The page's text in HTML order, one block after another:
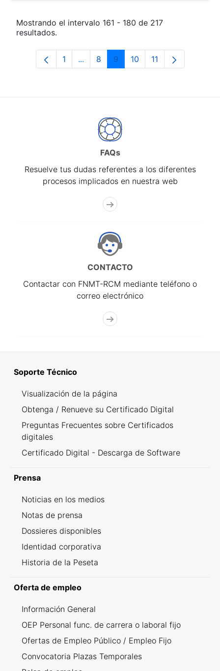
Mostrando el intervalo 161 - 180 de 217
resultados.
Página
1 ...Páginas intermedias Use TAB para
Página
8 Página
9 Página
10 Página
11
FAQs
Resuelve tus dudas referentes a los diferentes
procesos implicados en nuestra web
CONTACTO
Contactar con FNMT-RCM mediante teléfono o
correo electrónico
Soporte Técnico
Visualización de la página
Obtenga / Renueve su Certificado Digital
Preguntas Frecuentes sobre Certificados
digitales
Certificado Digital - Descarga de Software
Prensa
Noticias en los medios
Notas de prensa
Dossieres disponibles
Identidad corporativa
Historia de la Peseta
Oferta de empleo
Información General
OEP Personal func. de carrera o laboral fijo
Ofertas de Empleo Público / Empleo Fijo
Convocatoria Plazas Temporales